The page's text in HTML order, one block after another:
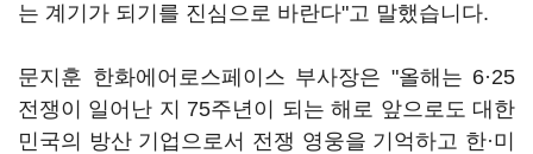
는 계기가 되기를 진심으로 바란다"고 말했습니다.
문지훈 한화에어로스페이스 부사장은 "올해는 6·25
전쟁이 일어난 지 75주년이 되는 해로 앞으로도 대한
민국의 방산 기업으로서 전쟁 영웅을 기억하고 한·미